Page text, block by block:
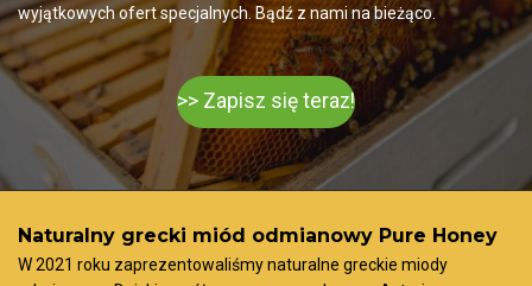
wyjątkowych ofert specjalnych. Bądź z nami na bieżąco.
>> Zapisz się teraz!
Naturalny grecki miód odmianowy Pure Honey
W 2021 roku zaprezentowaliśmy naturalne greckie miody